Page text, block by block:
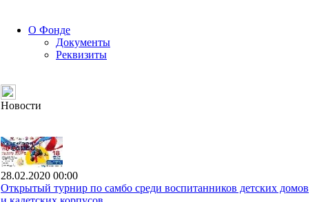
О Фонде
Документы
Реквизиты
Новости
28.02.2020 00:00
Открытый турнир по самбо среди воспитанников детских домов